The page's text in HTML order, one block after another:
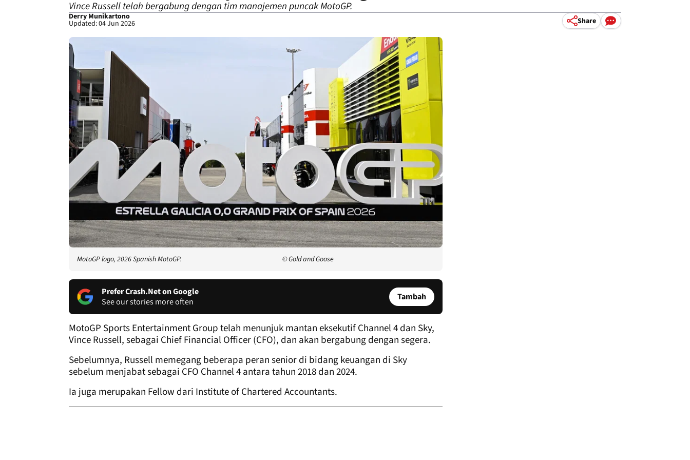
Vince Russell telah bergabung dengan tim manajemen puncak MotoGP.
Derry Munikartono
Updated: 04 Jun 2026 Share
MotoGP logo, 2026 Spanish MotoGP. © Gold and Goose
Prefer Crash.Net on Google
See our stories more often
Tambah
MotoGP Sports Entertainment Group telah menunjuk mantan eksekutif Channel 4 dan Sky,
Vince Russell, sebagai Chief Financial Officer (CFO), dan akan bergabung dengan segera.
Sebelumnya, Russell memegang beberapa peran senior di bidang keuangan di Sky
sebelum menjabat sebagai CFO Channel 4 antara tahun 2018 dan 2024.
Ia juga merupakan Fellow dari Institute of Chartered Accountants.